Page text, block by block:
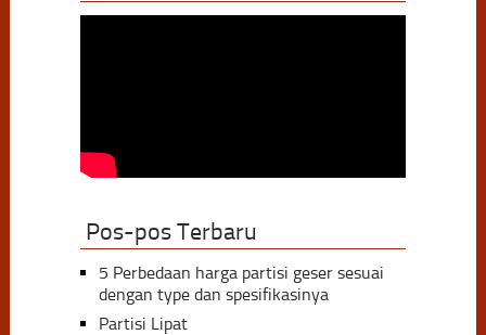
Pos-pos Terbaru
5 Perbedaan harga partisi geser sesuai
dengan type dan spesifikasinya
Partisi Lipat